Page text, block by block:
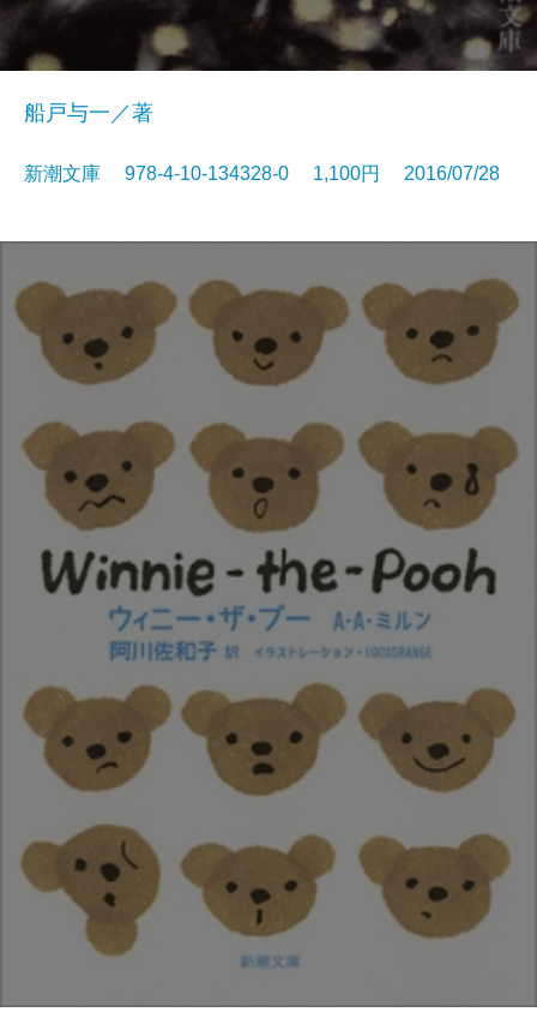
船戸与一／著
新潮文庫 978-4-10-134328-0 1,100円 2016/07/28